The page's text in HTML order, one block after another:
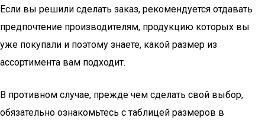
Если вы решили сделать заказ, рекомендуется отдавать
предпочтение производителям, продукцию которых вы
уже покупали и поэтому знаете, какой размер из
ассортимента вам подходит.
В противном случае, прежде чем сделать свой выбор,
обязательно ознакомьтесь с таблицей размеров в